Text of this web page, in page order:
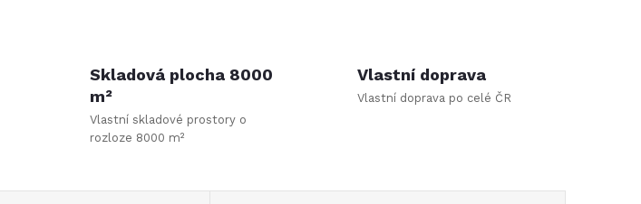
Skladová plocha 8000
m²
Vlastní skladové prostory o
rozloze 8000 m²
Vlastní doprava
Vlastní doprava po celé ČR